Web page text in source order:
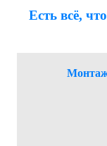
Есть всё,
Монтаж